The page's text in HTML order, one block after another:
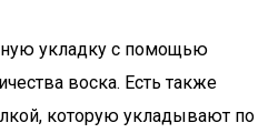
укладку с помощью
воска. Есть также
которую укладывают по